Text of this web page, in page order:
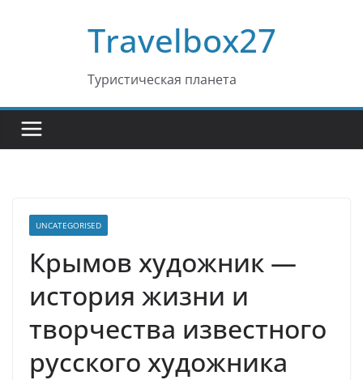
Travelbox27
Туристическая планета
UNCATEGORISED
Крымов художник —
история жизни и
творчества известного
русского художника